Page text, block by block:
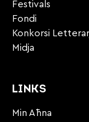
Festivals
Fondi
Konkorsi
Midja
LINKS
Min Aħna